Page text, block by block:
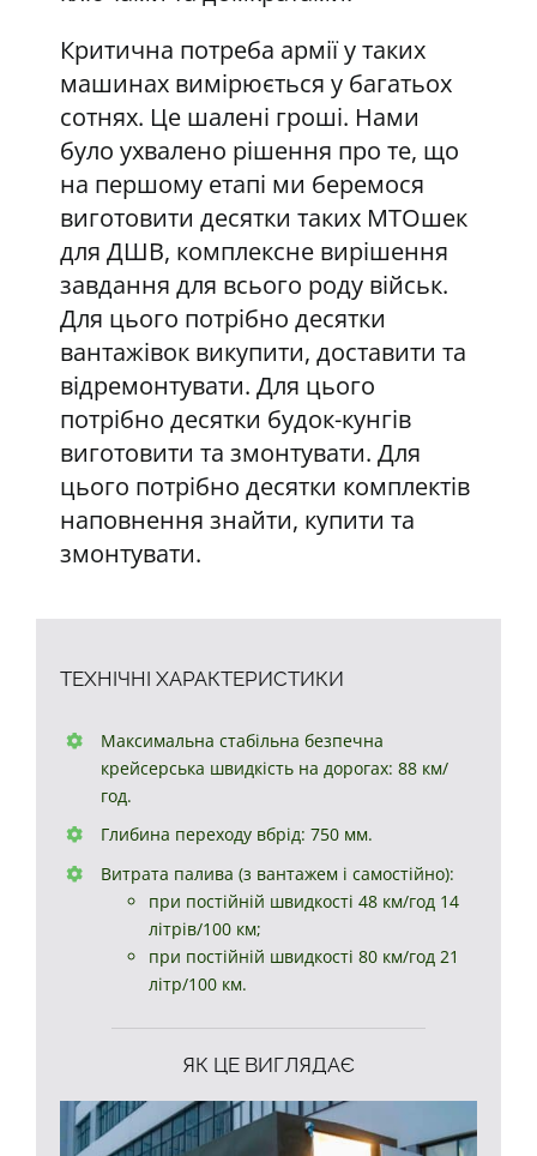
Критична потреба армії у таких
машинах вимірюється у багатьох
сотнях. Це шалені гроші. Нами
було ухвалено рішення про те, що
на першому етапі ми беремося
виготовити десятки таких МТОшек
для ДШВ, комплексне вирішення
завдання для всього роду військ.
Для цього потрібно десятки
вантажівок викупити, доставити та
відремонтувати. Для цього
потрібно десятки будок-кунгів
виготовити та змонтувати. Для
цього потрібно десятки комплектів
наповнення знайти, купити та
змонтувати.
ТЕХНІЧНІ ХАРАКТЕРИСТИКИ
Максимальна стабільна безпечна
крейсерська швидкість на дорогах: 88 км/
год.
Глибина переходу вбрід: 750 мм.
Витрата палива (з вантажем і самостійно):
при постійній швидкості 48 км/год 14
літрів/100 км;
при постійній швидкості 80 км/год 21
літр/100 км.
ЯК ЦЕ ВИГЛЯДАЄ